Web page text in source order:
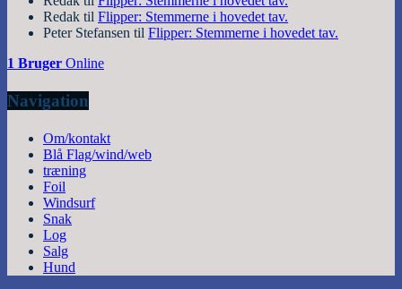
Redak til Flipper: Stemmerne i hovedet tav.
Peter Stefansen til Flipper: Stemmerne i hovedet tav.
1 Bruger Online
Navigation
Om/kontakt
Blå Flag/wind/web
træning
Foil
Windsurf
Snak
Log
Salg
Hund